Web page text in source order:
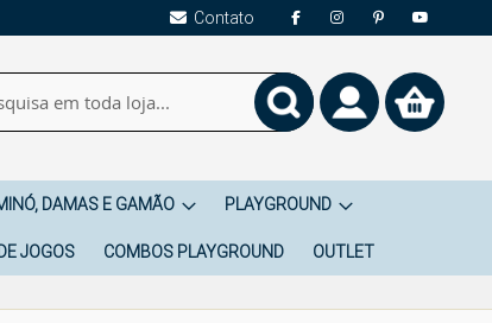
Contato
Meu
Carrinho
Pesquisa
Pesquisa
DAMAS E GAMÃO PLAYGROUND
JOGOS COMBOS PLAYGROUND
OUTLET